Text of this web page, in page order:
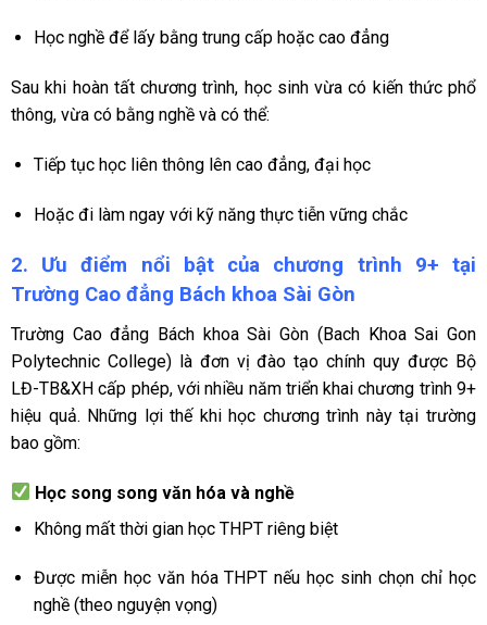
Học nghề để lấy bằng trung cấp hoặc cao đẳng
Sau khi hoàn tất chương trình, học sinh vừa có kiến thức phổ
thông, vừa có bằng nghề và có thể:
Tiếp tục học liên thông lên cao đẳng, đại học
Hoặc đi làm ngay với kỹ năng thực tiễn vững chắc
2. Ưu điểm nổi bật của chương trình 9+ tại
Trường Cao đẳng Bách khoa Sài Gòn
Trường Cao đẳng Bách khoa Sài Gòn (Bach Khoa Sai Gon
Polytechnic College) là đơn vị đào tạo chính quy được Bộ
LĐ-TB&XH cấp phép, với nhiều năm triển khai chương trình 9+
hiệu quả. Những lợi thế khi học chương trình này tại trường
bao gồm:
Học song song văn hóa và nghề
Không mất thời gian học THPT riêng biệt
Được miễn học văn hóa THPT nếu học sinh chọn chỉ học
nghề (theo nguyện vọng)